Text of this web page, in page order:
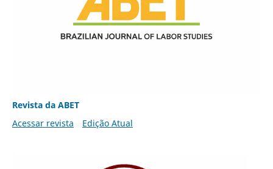
Revista da ABET
Acessar revista
Edição Atual